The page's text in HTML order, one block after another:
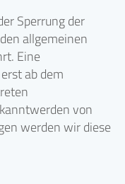
Sperrung der
allgemeinen
Eine
ab dem
von
werden wir diese